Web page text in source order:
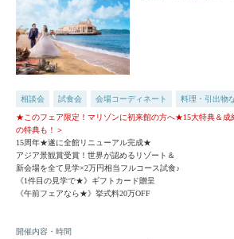
相談会 試食会 会場コーディネート 料理・引出物
★このフェア限定！マリゾンに初来館の方へ★15大特典＆成
の特典も！＞
15周年★遂に全館リニューアル完成★
アジア景観賞受賞！世界が認めるリゾート＆
新会場を全て見学×2万円相当フルコース試食♪
《1件目の見学で★》ギフトカード贈呈
《午前フェアなら★》挙式料20万OFF
開催内容・時間